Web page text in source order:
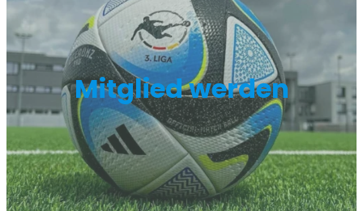
Mitglied werden